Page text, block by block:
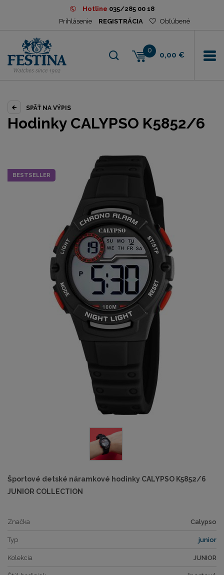
Hotline 035/285 00 18
Prihlásenie
REGISTRÁCIA Obľúbené
0
0,00 €
SPÄŤ NA VÝPIS
Hodinky CALYPSO K5852/6
BESTSELLER
Športové detské náramkové hodinky CALYPSO K5852/6
JUNIOR COLLECTION
Značka Calypso
Typ junior
Kolekcia JUNIOR